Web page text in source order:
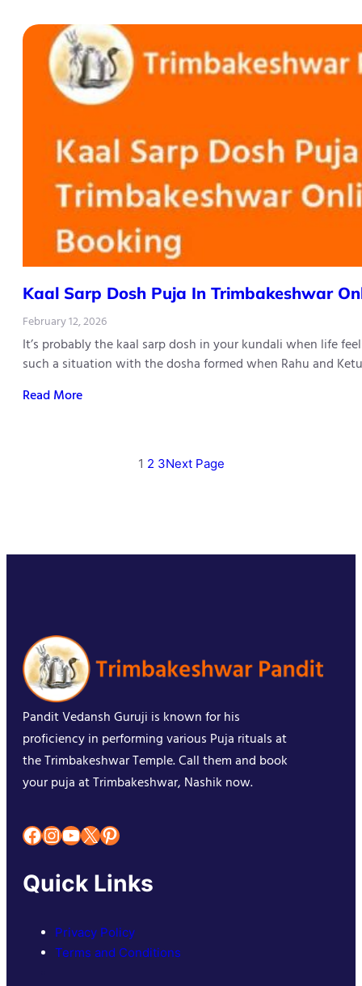
Kaal Sarp Dosh Puja In Trimbakeshwar
February 12, 2026
It’s probably the kaal sarp dosh in your kundali when life
such a situation with the dosha formed when Rahu and
Read More
1 2 3Next Page
Pandit Vedansh Guruji is known for his
proficiency in performing various Puja rituals at
the Trimbakeshwar Temple. Call them and book
your puja at Trimbakeshwar, Nashik now.
Facebook InstagramYouTube X Pinterest
Quick Links
Privacy Policy
Terms and Conditions